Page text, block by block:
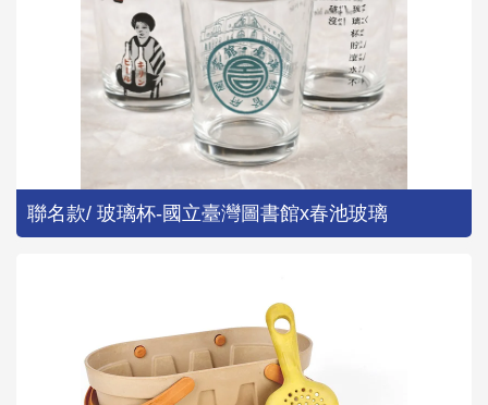
聯名款/ 玻璃杯-國立臺灣圖書館x春池玻璃